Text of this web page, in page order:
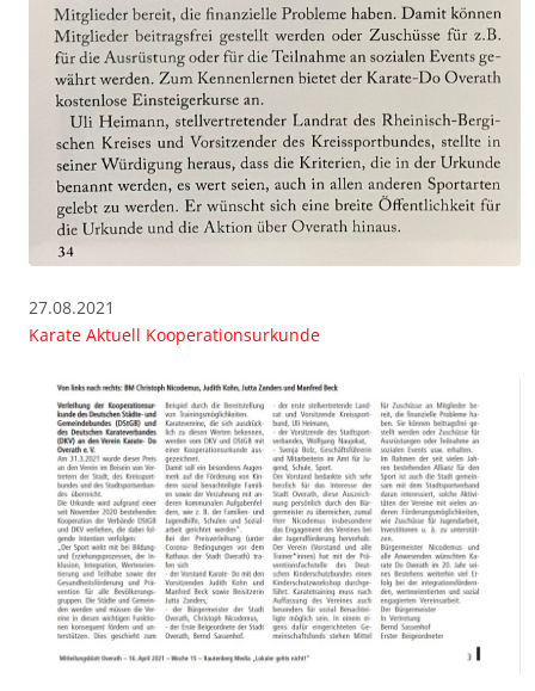
27.08.2021
Karate Aktuell Kooperationsurkunde